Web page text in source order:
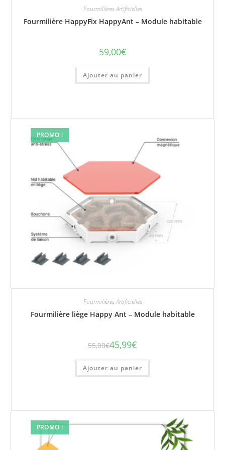
Fourmilières Artificielles
Fourmilière HappyFix HappyAnt – Module habitable
59,00€
Ajouter au panier
PROMO !
Fourmilières Artificielles
Fourmilière liège Happy Ant – Module habitable
55,00€ Le
initial
était :
55,00€.
45,99€
Le
actuel
est :
45,99€.
Ajouter au panier
PROMO !